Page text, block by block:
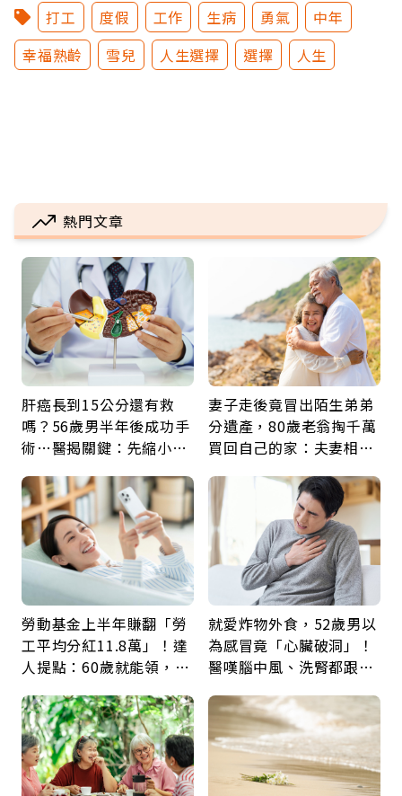
打工 度假 工作 生病 勇氣
中年
幸福熟齡
雪兒 人生選擇 選擇 人生
熱門文章
肝癌長到15公分還有救
嗎？56歲男半年後成功手
術…醫揭關鍵：先縮小腫
妻子走後竟冒出陌生弟弟
分遺產，80歲老翁掏千萬
買回自己的家：夫妻相守
勞動基金上半年賺翻「勞
工平均分紅11.8萬」！達
人提點：60歲就能領，重
就愛炸物外食，52歲男以
為感冒竟「心臟破洞」！
醫嘆腦中風、洗腎都跟它
救